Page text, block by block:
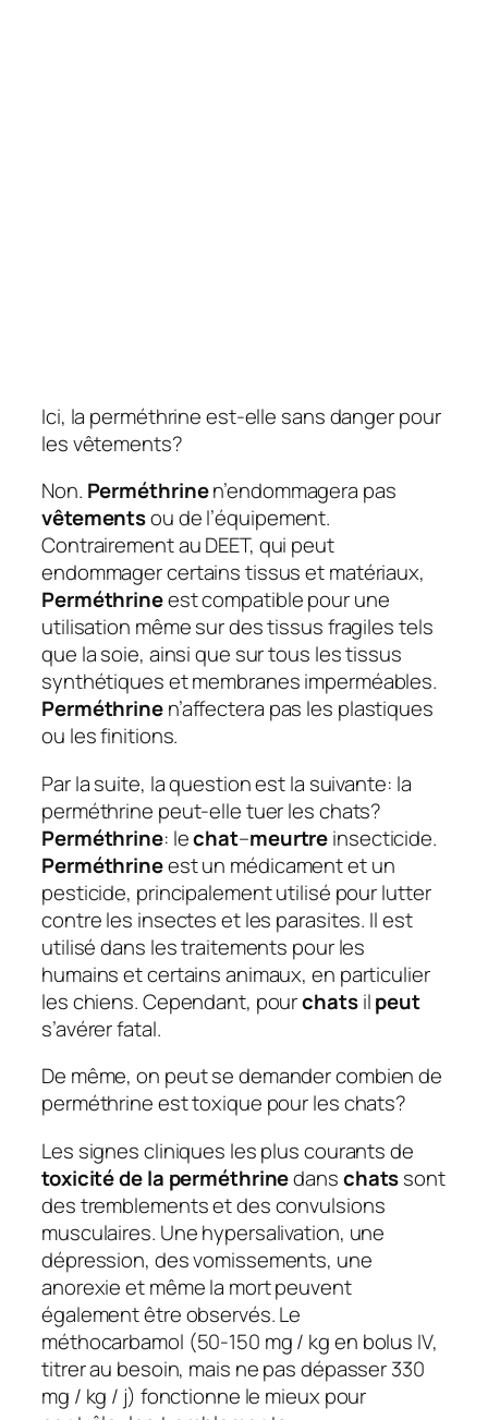
Ici, la perméthrine est-elle sans danger pour
les vêtements?
Non. Perméthrinen’endommagera pas
vêtementsou de l’équipement.
Contrairement au DEET, qui peut
endommager certains tissus et matériaux,
Perméthrineest compatible pour une
utilisation même sur des tissus fragiles tels
que la soie, ainsi que sur tous les tissus
synthétiques et membranes imperméables.
Perméthrinen’affectera pas les plastiques
ou les finitions.
Par la suite, la question est la suivante: la
perméthrine peut-elle tuer les chats?
Perméthrine: lechat–meurtreinsecticide.
Perméthrineest un médicament et un
pesticide, principalement utilisé pour lutter
contre les insectes et les parasites. Il est
utilisé dans les traitements pour les
humains et certains animaux, en particulier
les chiens. Cependant, pourchatsilpeut
s’avérer fatal.
De même, on peut se demander combien de
perméthrine est toxique pour les chats?
Les signes cliniques les plus courants de
toxicité de la perméthrinedanschatssont
des tremblements et des convulsions
musculaires. Une hypersalivation, une
dépression, des vomissements, une
anorexie et même la mort peuvent
également être observés. Le
méthocarbamol (50-150 mg / kg en bolus IV,
titrer au besoin, mais ne pas dépasser 330
mg / kg / j) fonctionne le mieux pour